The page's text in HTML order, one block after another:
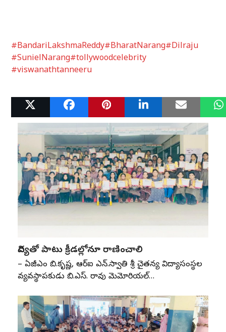
#BandariLakshmaReddy#BharatNarang#Dilraju
#SunielNarang#tollywoodcelebrity
#viswanathtanneeru
Related Posts
విద్యతో పాటు క్రీడల్లోనూ రాణించాలి
– ఏజీఎం బి.కృష్ణ, ఆర్‌ఐ ఎన్‌.స్వాతి శ్రీ చైతన్య విద్యాసంస్థల
వ్యవస్థాపకుడు బి.ఎస్‌. రావు మెమోరియల్‌…